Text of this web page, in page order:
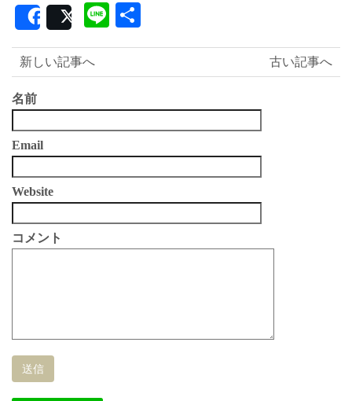
SharePost Line
有
古い記事へ
新しい記事へ
名前
Email
Website
コメント